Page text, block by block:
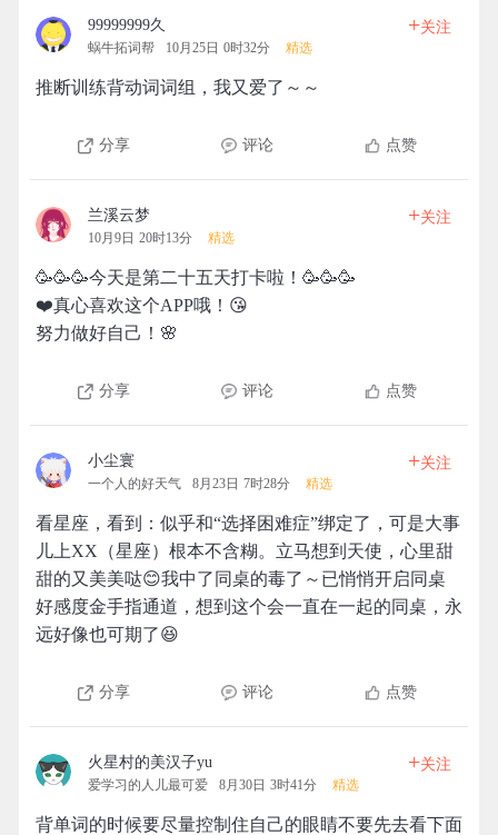
99999999久
蜗牛拓词帮 10月25日 0时32分 精选
+关注
推断训练背动词词组，我又爱了～～
分享 评论 点赞
兰溪云梦
10月9日 20时13分 精选
+关注
🥳🥳🥳今天是第二十五天打卡啦！🥳🥳🥳
❤️真心喜欢这个APP哦！😘
努力做好自己！🌸
分享 评论 点赞
小尘寰
一个人的好天气 8月23日 7时28分 精选
+关注
看星座，看到：似乎和“选择困难症”绑定了，可是大事
儿上XX（星座）根本不含糊。立马想到天使，心里甜
甜的又美美哒😊我中了同桌的毒了～已悄悄开启同桌
好感度金手指通道，想到这个会一直在一起的同桌，永
远好像也可期了😆
分享 评论 点赞
火星村的美汉子yu
爱学习的人儿最可爱 8月30日 3时41分 精选
+关注
背单词的时候要尽量控制住自己的眼睛不要先去看下面